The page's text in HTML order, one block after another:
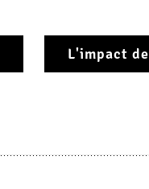
L'impact